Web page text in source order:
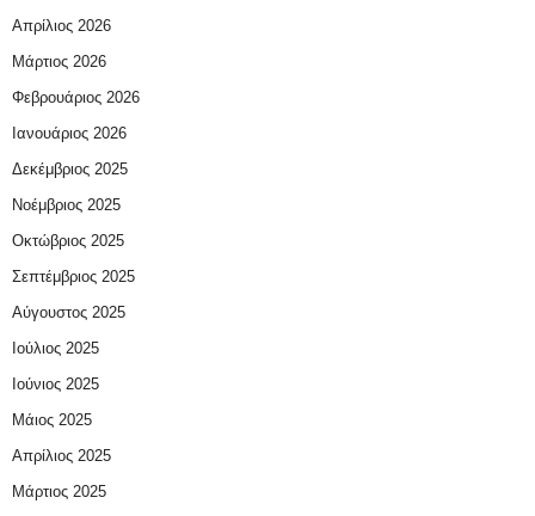
Απρίλιος 2026
Μάρτιος 2026
Φεβρουάριος 2026
Ιανουάριος 2026
Δεκέμβριος 2025
Νοέμβριος 2025
Οκτώβριος 2025
Σεπτέμβριος 2025
Αύγουστος 2025
Ιούλιος 2025
Ιούνιος 2025
Μάιος 2025
Απρίλιος 2025
Μάρτιος 2025